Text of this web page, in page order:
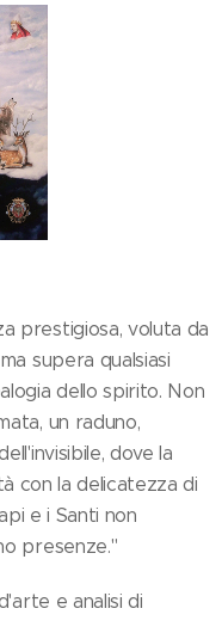
prestigiosa, voluta da
supera qualsiasi
dello spirito. Non
un raduno,
dove la
con la delicatezza di
e i Santi non
presenze."
e analisi di